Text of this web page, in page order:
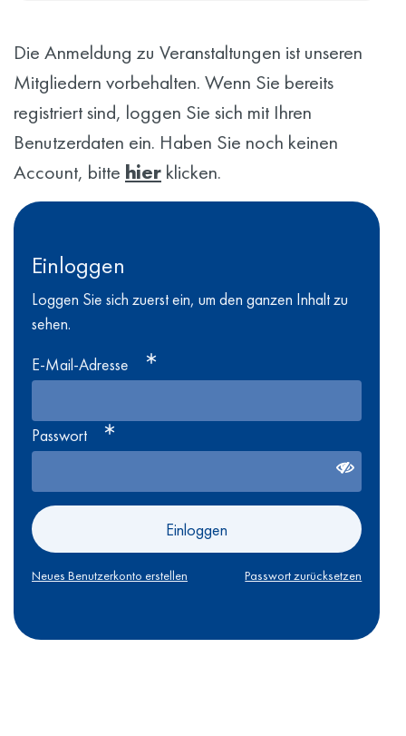
Die Anmeldung zu Veranstaltungen ist unseren
Mitgliedern vorbehalten. Wenn Sie bereits
registriert sind, loggen Sie sich mit Ihren
Benutzerdaten ein. Haben Sie noch keinen
Account, bitte hier klicken.
Einloggen
Loggen Sie sich zuerst ein, um den ganzen Inhalt zu
sehen.
E-Mail-Adresse
Passwort
Einloggen
Neues Benutzerkonto erstellen Passwort zurücksetzen